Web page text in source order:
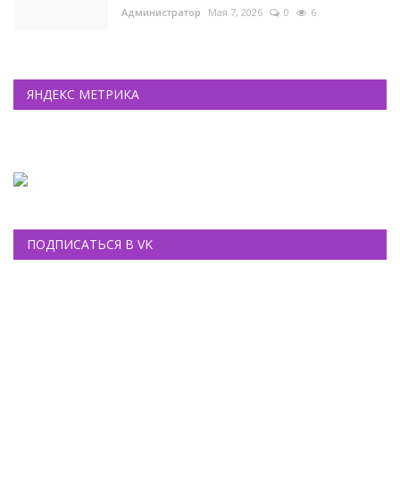
Администратор Мая 7, 2026 0 6
ЯНДЕКС МЕТРИКА
ПОДПИСАТЬСЯ В VK